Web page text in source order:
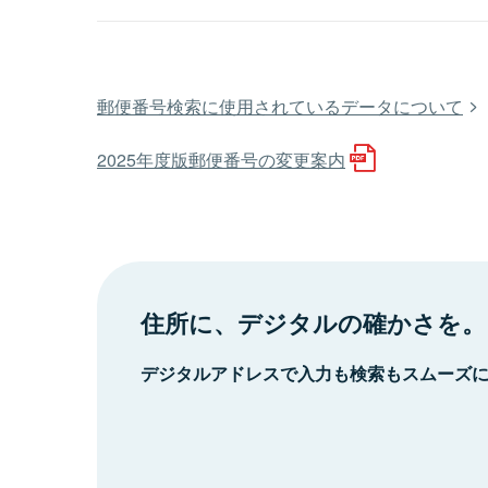
郵便番号検索に使用されているデータについて
2025年度版郵便番号の変更案内
住所に、デジタルの確かさを。
デジタルアドレスで入力も検索もスムーズ